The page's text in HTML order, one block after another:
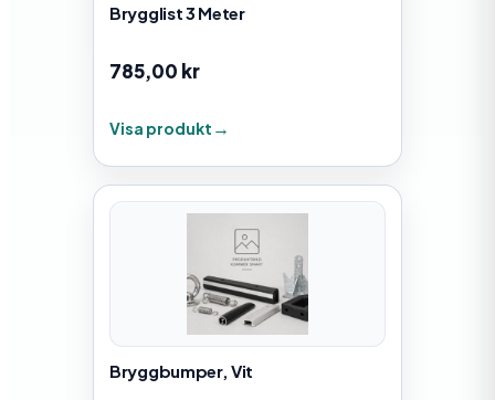
Brygglist 3 Meter
785,00 kr
Visa produkt
Bryggbumper, Vit